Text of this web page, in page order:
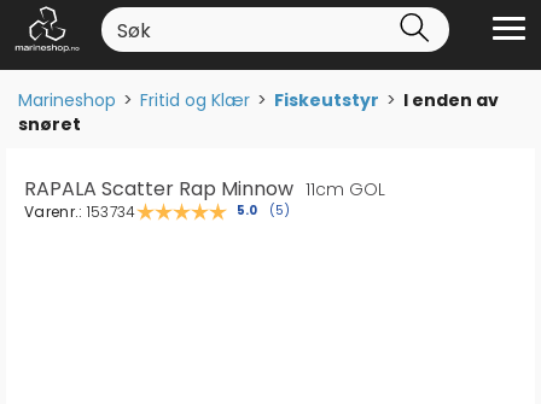
Marineshop>Fritid og Klær>Fiskeutstyr>I enden av
snøret
RAPALA Scatter Rap Minnow 11cm GOL
Varenr.: 153734 Gjennomsnittskarakter:
5.0 (stemmer:
5)